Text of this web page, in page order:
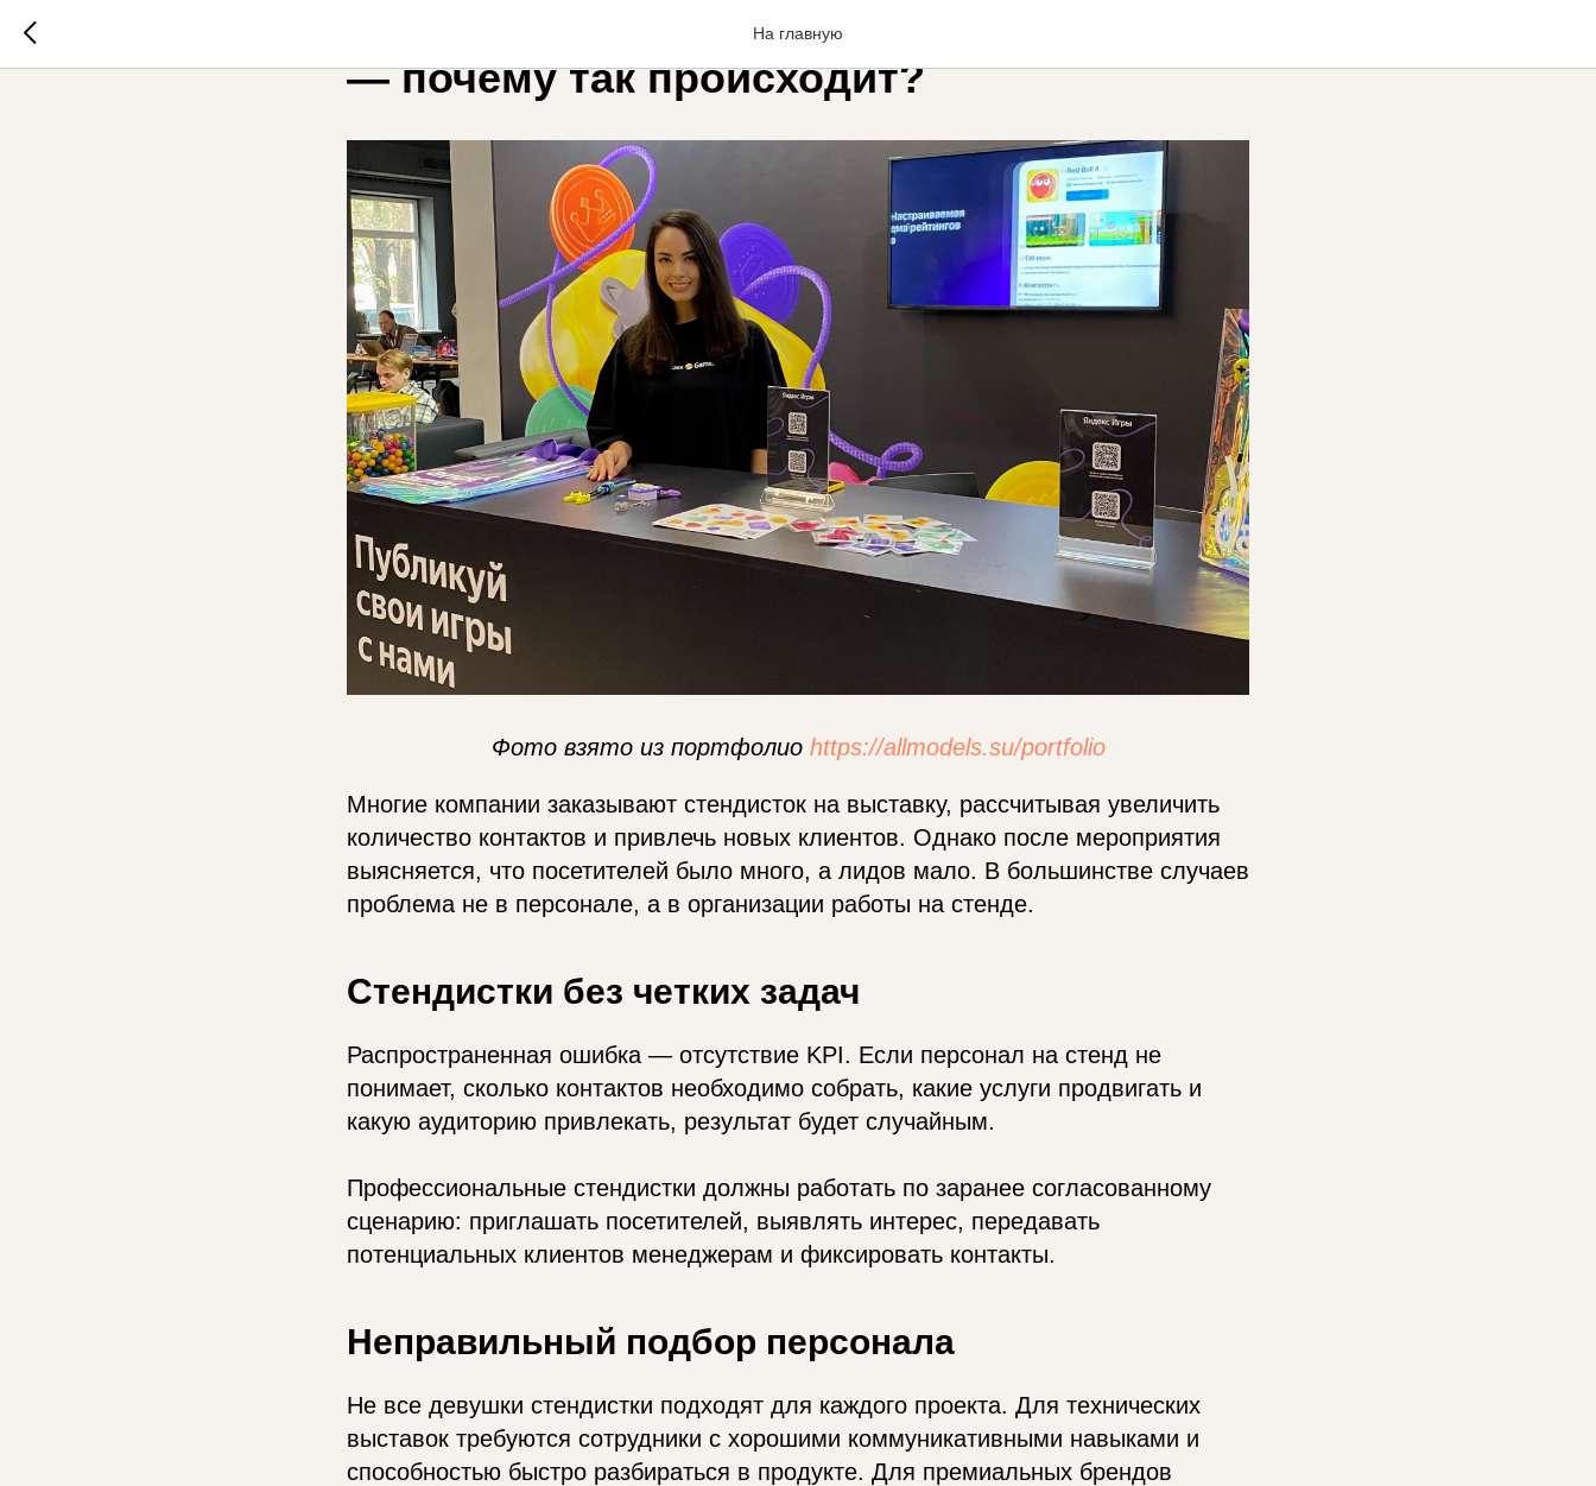
На главную
Вы наняли стендисток, но нет результата
— почему так происходит?
Фото взято из портфолио https://allmodels.su/portfolio
Многие компании заказывают стендисток на выставку, рассчитывая увеличить
количество контактов и привлечь новых клиентов. Однако после мероприятия
выясняется, что посетителей было много, а лидов мало. В большинстве случаев
проблема не в персонале, а в организации работы на стенде.
Стендистки без четких задач
Распространенная ошибка — отсутствие KPI. Если персонал на стенд не
понимает, сколько контактов необходимо собрать, какие услуги продвигать и
какую аудиторию привлекать, результат будет случайным.
Профессиональные стендистки должны работать по заранее согласованному
сценарию: приглашать посетителей, выявлять интерес, передавать
потенциальных клиентов менеджерам и фиксировать контакты.
Неправильный подбор персонала
Не все девушки стендистки подходят для каждого проекта. Для технических
выставок требуются сотрудники с хорошими коммуникативными навыками и
способностью быстро разбираться в продукте. Для премиальных брендов